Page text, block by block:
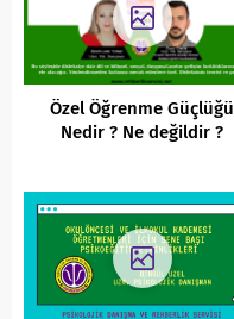
Özel Öğrenme Güçlüğü
Nedir ? Ne değildir ?